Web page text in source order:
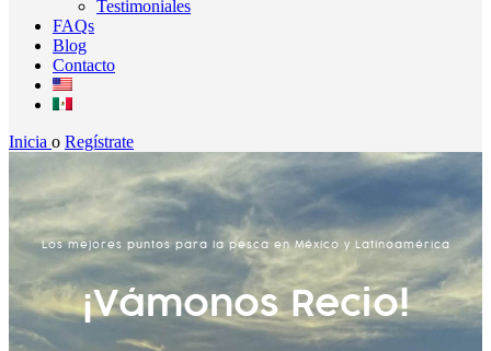
Testimoniales
FAQs
Blog
Contacto
Inicia o Regístrate
Los mejores puntos para la pesca en México y Latinoamérica
¡Vámonos Recio!